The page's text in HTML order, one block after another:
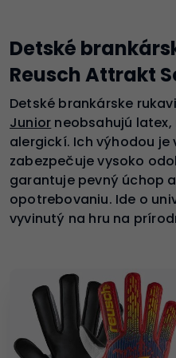
Detské
Reusch Attrakt
Detské brankárske
Junior neobsahujú
alergickí. Ich výhodou
zabezpečuje vysoko
garantuje pevný úchop
opotrebovaniu. Ide o
vyvinutý na hru na